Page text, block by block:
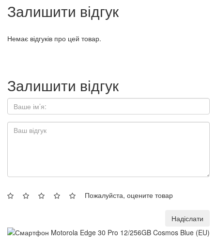
Залишити відгук
Немає відгуків про цей товар.
Залишити відгук
Пожалуйста, оцените товар
Надіслати